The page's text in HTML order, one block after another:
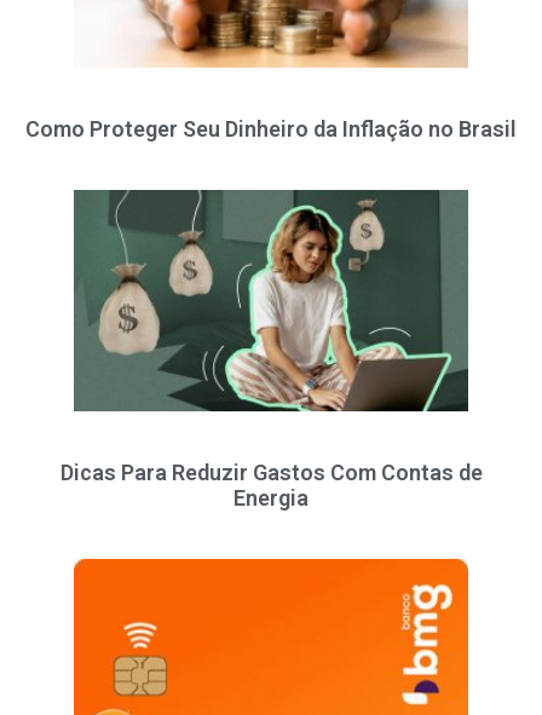
Como Proteger Seu Dinheiro da Inflação no Brasil
Dicas Para Reduzir Gastos Com Contas de
Energia